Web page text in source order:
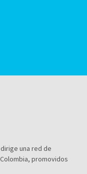
una red de
promovidos